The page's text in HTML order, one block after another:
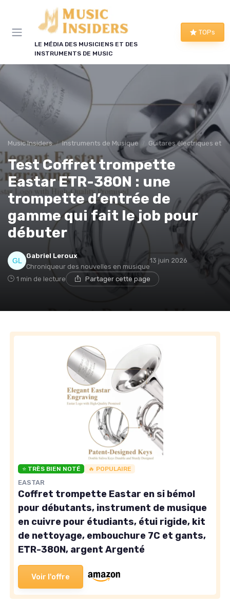
LE MÉDIA DES MUSICIENS ET DES
INSTRUMENTS DE MUSIC
TOPs
Music Insiders Instruments de Musique Guitares électriques et
Test Coffret trompette
Eastar ETR-380N : une
trompette d’entrée de
gamme qui fait le job pour
débuter
Gabriel Leroux
Chroniqueur des nouvelles en musique
13 juin 2026
1 min de lecture Partager cette page
⭐ TRÈS BIEN NOTÉ 🔥 POPULAIRE
EASTAR
Coffret trompette Eastar en si bémol
pour débutants, instrument de musique
en cuivre pour étudiants, étui rigide, kit
de nettoyage, embouchure 7C et gants,
ETR-380N, argent Argenté
Voir l'offre
Panneau de gestion des cookies